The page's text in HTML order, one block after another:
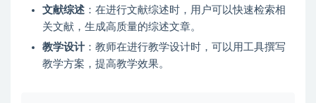
文献综述 ：在进行文献综述时，用户可以快速检索相
关文献，生成高质量的综述文章。
教学设计：教师在进行教学设计时，可以用工具撰写
教学方案，提高教学效果。